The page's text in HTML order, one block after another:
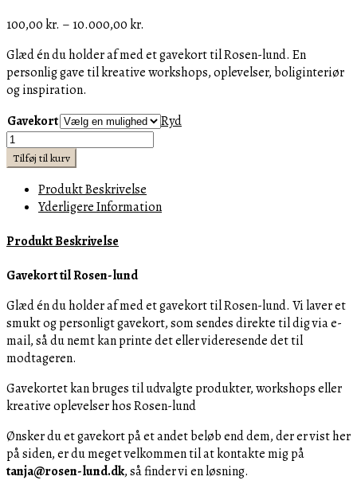
100,00kr. – 10.000,00kr.
til
10.000,00 kr.
Glæd én du holder af med et gavekort til Rosen-lund. En
personlig gave til kreative workshops, oplevelser, boliginteriør
og inspiration.
Gavekort
Ryd
Gavekort
til
Rosen-
lund
antal
Tilføj til kurv
Produkt Beskrivelse
Yderligere Information
Produkt Beskrivelse
Gavekort til Rosen-lund
Glæd én du holder af med et gavekort til Rosen-lund. Vi laver et
smukt og personligt gavekort, som sendes direkte til dig via e-
mail, så du nemt kan printe det eller videresende det til
modtageren.
Gavekortet kan bruges til udvalgte produkter, workshops eller
kreative oplevelser hos Rosen-lund
Ønsker du et gavekort på et andet beløb end dem, der er vist her
på siden, er du meget velkommen til at kontakte mig på
tanja@rosen-lund.dk, så finder vi en løsning.